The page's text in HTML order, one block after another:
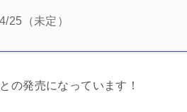
25（未定）
の発売になっています！